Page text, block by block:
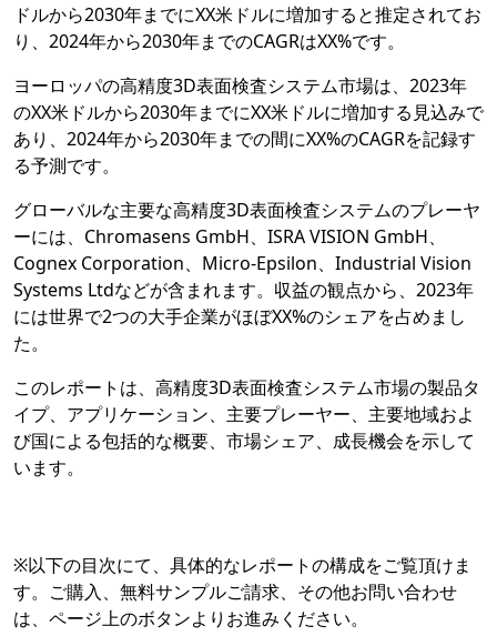
ドルから2030年までにXX米ドルに増加すると推定されてお
り、2024年から2030年までのCAGRはXX%です。
ヨーロッパの高精度3D表面検査システム市場は、2023年
のXX米ドルから2030年までにXX米ドルに増加する見込みで
あり、2024年から2030年までの間にXX%のCAGRを記録す
る予測です。
グローバルな主要な高精度3D表面検査システムのプレーヤ
ーには、Chromasens GmbH、ISRA VISION GmbH、
Cognex Corporation、Micro-Epsilon、Industrial Vision
Systems Ltdなどが含まれます。収益の観点から、2023年
には世界で2つの大手企業がほぼXX%のシェアを占めまし
た。
このレポートは、高精度3D表面検査システム市場の製品タ
イプ、アプリケーション、主要プレーヤー、主要地域およ
び国による包括的な概要、市場シェア、成長機会を示して
います。
※以下の目次にて、具体的なレポートの構成をご覧頂けま
す。ご購入、無料サンプルご請求、その他お問い合わせ
は、ページ上のボタンよりお進みください。